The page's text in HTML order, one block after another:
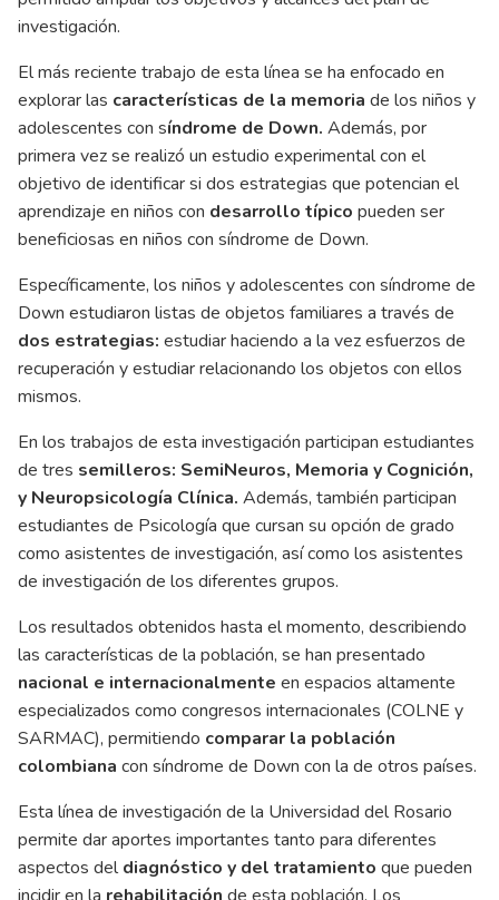
investigación.
El más reciente trabajo de esta línea se ha enfocado en
explorar las características de la memoria de los niños y
adolescentes con síndrome de Down. Además, por
primera vez se realizó un estudio experimental con el
objetivo de identificar si dos estrategias que potencian el
aprendizaje en niños con desarrollo típico pueden ser
beneficiosas en niños con síndrome de Down.
Específicamente, los niños y adolescentes con síndrome de
Down estudiaron listas de objetos familiares a través de
dos estrategias: estudiar haciendo a la vez esfuerzos de
recuperación y estudiar relacionando los objetos con ellos
mismos.
En los trabajos de esta investigación participan estudiantes
de tres semilleros: SemiNeuros, Memoria y Cognición,
y Neuropsicología Clínica. Además, también participan
estudiantes de Psicología que cursan su opción de grado
como asistentes de investigación, así como los asistentes
de investigación de los diferentes grupos.
Los resultados obtenidos hasta el momento, describiendo
las características de la población, se han presentado
nacional e internacionalmente en espacios altamente
especializados como congresos internacionales (COLNE y
SARMAC), permitiendo comparar la población
colombiana con síndrome de Down con la de otros países.
Esta línea de investigación de la Universidad del Rosario
permite dar aportes importantes tanto para diferentes
aspectos deldiagnóstico y del tratamiento que pueden